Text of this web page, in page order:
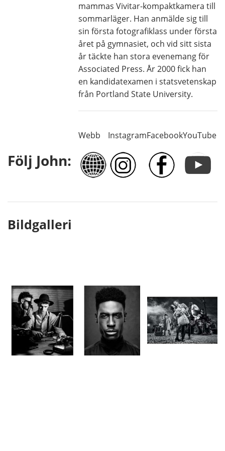
mammas Vivitar-kompaktkamera till
sommarläger. Han anmälde sig till
sin första fotografiklass under första
året på gymnasiet, och vid sitt sista
år täckte han stora evenemang för
Associated Press. År 2000 fick han
en kandidatexamen i statsvetenskap
från Portland State University.
Följ John:
Webb InstagramFacebookYouTube
Bildgalleri